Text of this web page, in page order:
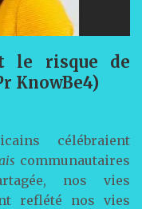
le risque de
KnowBe4)
célébraient
communautaires
nos vies
reflété nos vies